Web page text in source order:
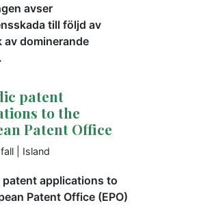
avser
till följd av
av dominerande
patent
to the
Patent Office
| Island
patent applications to
Patent Office (EPO)